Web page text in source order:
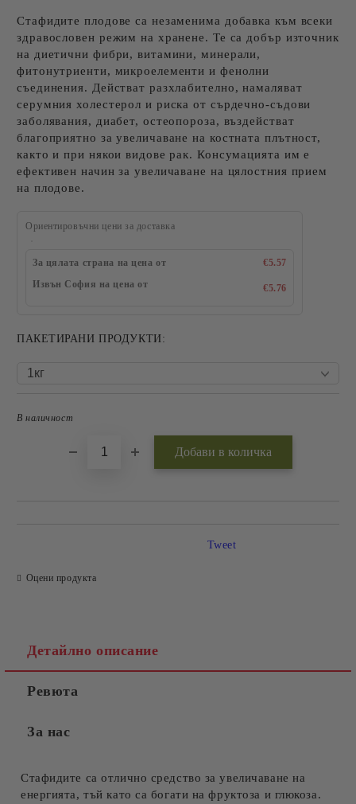
Стафидите плодове са незаменима добавка към всеки
здравословен режим на хранене. Те са добър източник
на диетични фибри, витамини, минерали,
фитонутриенти, микроелементи и фенолни
съединения. Действат разхлабително, намаляват
серумния холестерол и риска от сърдечно-съдови
заболявания, диабет, остеопороза, въздействат
благоприятно за увеличаване на костната плътност,
както и при някои видове рак. Консумацията им е
ефективен начин за увеличаване на цялостния прием
на плодове.
Ориентировъчни цени за доставка
За цялата страна на цена от
€5.57
Извън София на цена от
€5.76
ПАКЕТИРАНИ ПРОДУКТИ:
В наличност
Оцени продукта
Tweet
Детайлно описание
Ревюта
За нас
Стафидите са отлично средство за увеличаване на
енергията, тъй като са богати на фруктоза и глюкоза.